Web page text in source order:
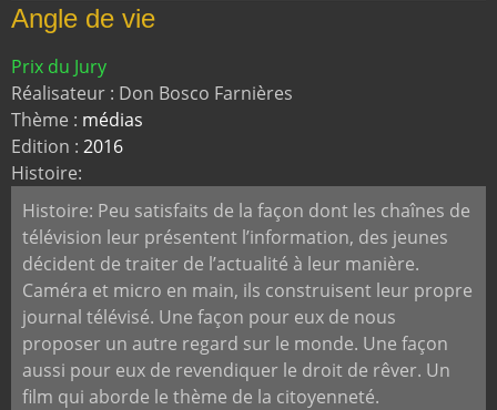
Angle de vie
Prix du Jury
Réalisateur : Don Bosco Farnières
Thème : médias
Edition : 2016
Histoire:
Histoire: Peu satisfaits de la façon dont les chaînes de
télévision leur présentent l’information, des jeunes
décident de traiter de l’actualité à leur manière.
Caméra et micro en main, ils construisent leur propre
journal télévisé. Une façon pour eux de nous
proposer un autre regard sur le monde. Une façon
aussi pour eux de revendiquer le droit de rêver. Un
film qui aborde le thème de la citoyenneté.